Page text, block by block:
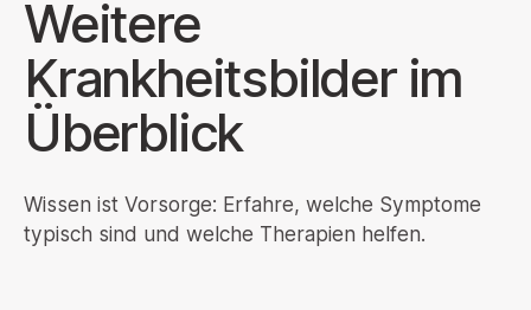
Weitere
Krankheitsbilder im
Überblick
Wissen ist Vorsorge: Erfahre, welche Symptome
typisch sind und welche Therapien helfen.